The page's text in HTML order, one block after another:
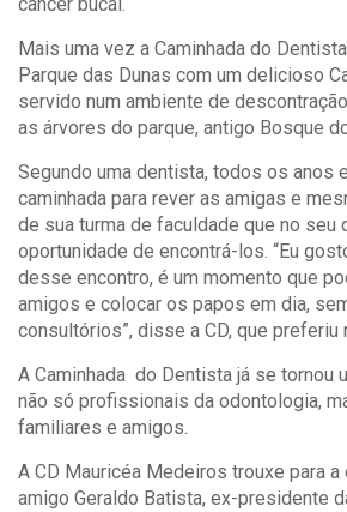
Mais uma vez a Caminhada do
Parque das Dunas com um delicioso
servido num ambiente de
as árvores do parque, antigo Bosque
Segundo uma dentista, todos os anos
caminhada para rever as amigas e
de sua turma de faculdade que no seu
oportunidade de encontrá-los. “Eu
desse encontro, é um momento que
amigos e colocar os papos em dia,
consultórios”, disse a CD, que preferiu
A Caminhada do Dentista já se tornou
não só profissionais da odontologia,
familiares e amigos.
A CD Mauricéa Medeiros trouxe para a
amigo Geraldo Batista, ex-presidente